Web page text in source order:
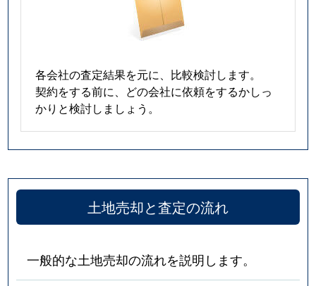
各会社の査定結果を元に、比較検討します。
契約をする前に、どの会社に依頼をするかしっ
かりと検討しましょう。
土地売却と査定の流れ
一般的な土地売却の流れを説明します。